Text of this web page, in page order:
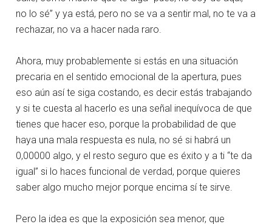
no lo sé” y ya está, pero no se va a sentir mal, no te va a
rechazar, no va a hacer nada raro.
Ahora, muy probablemente si estás en una situación
precaria en el sentido emocional de la apertura, pues
eso aún así te siga costando, es decir estás trabajando
y si te cuesta al hacerlo es una señal inequívoca de que
tienes que hacer eso, porque la probabilidad de que
haya una mala respuesta es nula, no sé si habrá un
0,00000 algo, y el resto seguro que es éxito y a ti “te da
igual” si lo haces funcional de verdad, porque quieres
saber algo mucho mejor porque encima sí te sirve.
Pero la idea es que la exposición sea menor, que